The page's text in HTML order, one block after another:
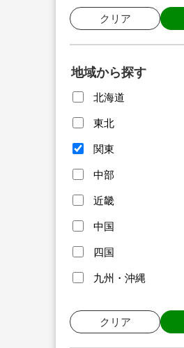
クリア
地域から探す
北海道
東北
関東
中部
近畿
中国
四国
九州・沖縄
クリア